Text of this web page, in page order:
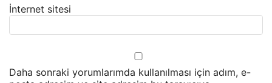
İnternet sitesi
Daha sonraki yorumlarımda kullanılması için adım, e-